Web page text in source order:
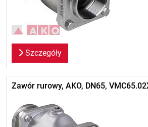
Szczegóły
Zawór rurowy, AKO, DN65,